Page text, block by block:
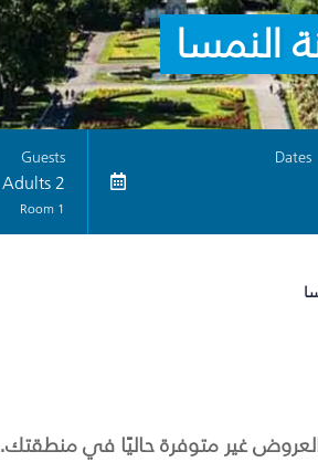
النمسا
Dates
Guests
2 Adults
1 Room
غير متوفرة حاليًا في منطقتك.